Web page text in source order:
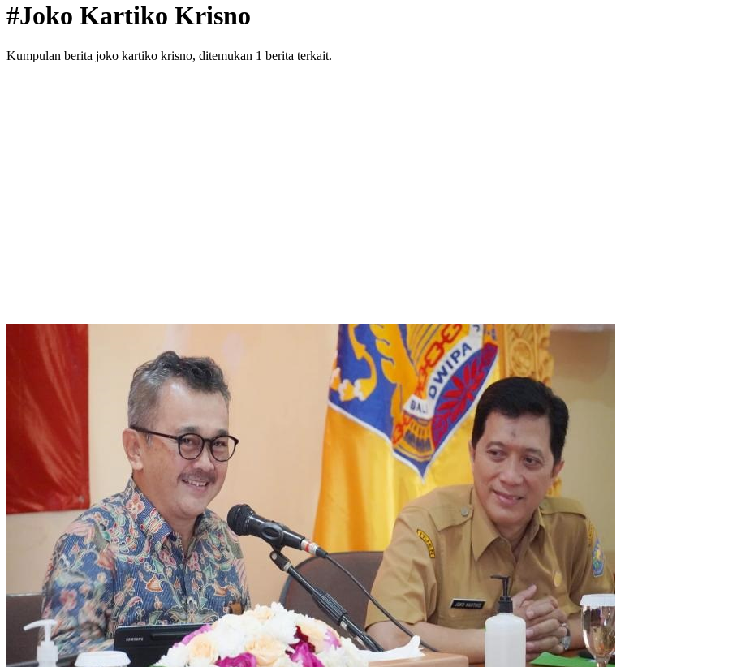
#Joko Kartiko Krisno
Kumpulan berita joko kartiko krisno, ditemukan 1 berita terkait.